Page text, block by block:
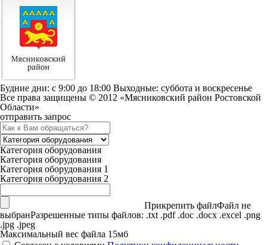
Будние дни: c 9:00 до 18:00 Выходные: суббота и воскресенье
Все права защищены © 2012 «Мясниковский район Ростовской
Области»
отправить запрос
Категория оборудования
Категория оборудования
Категория оборудования 1
Категория оборудования 2
Прикрепить файлФайл не
выбранРазрешенные типы файлов: .txt .pdf .doc .docx .excel .png
.jpg .jpeg
Максимальный вес файла 15мб